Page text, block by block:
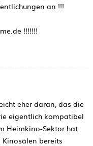
an !!!
!!!!!!!
eher daran, das die
eigentlich kompatibel
Heimkino-Sektor hat
bereits